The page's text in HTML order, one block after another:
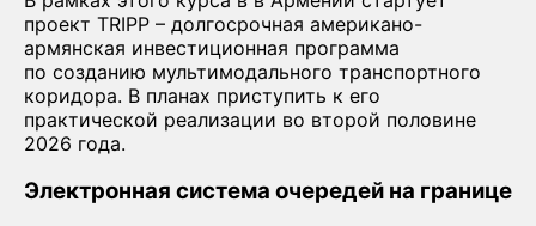
проект TRIPP – долгосрочная американо-
армянская инвестиционная программа
по созданию мультимодального транспортного
коридора. В планах приступить к его
практической реализации во второй половине
2026 года.
Электронная система очередей на границе